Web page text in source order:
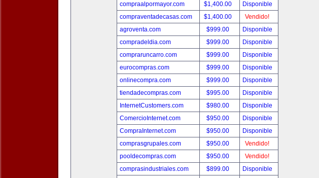
compraalpormayor.com
$1,400.00
Disponible
compraventadecasas.com
$1,400.00
Vendido!
agroventa.com
$999.00
Disponible
compradeldia.com
$999.00
Disponible
compraruncarro.com
$999.00
Disponible
eurocompras.com
$999.00
Disponible
onlinecompra.com
$999.00
Disponible
tiendadecompras.com
$995.00
Disponible
InternetCustomers.com
$980.00
Disponible
ComercioInternet.com
$950.00
Disponible
CompraInternet.com
$950.00
Disponible
comprasgrupales.com
$950.00
Vendido!
pooldecompras.com
$950.00
Vendido!
comprasindustriales.com
$899.00
Disponible